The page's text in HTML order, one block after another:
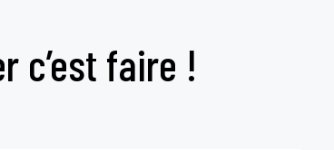
c’est faire !